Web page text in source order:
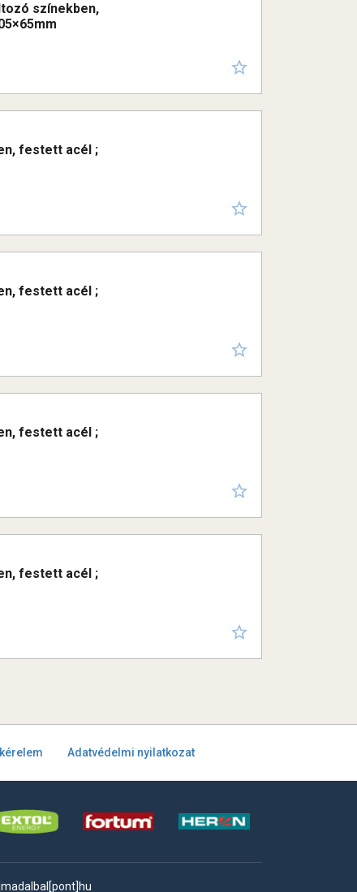
színekben,
festett acél ;
festett acél ;
festett acél ;
festett acél ;
Adatvédelmi nyilatkozat